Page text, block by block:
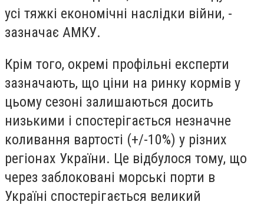
усі тяжкі економічні наслідки війни, -
зазначає АМКУ.
Крім того, окремі профільні експерти
зазначають, що ціни на ринку кормів у
цьому сезоні залишаються досить
низькими і спостерігається незначне
коливання вартості (+/-10%) у різних
регіонах України. Це відбулося тому, що
через заблоковані морські порти в
Україні спостерігається великий